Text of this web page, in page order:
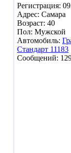
Регистрация:
Адрес: Самара
Возраст: 40
Пол: Мужской
Автомобиль:
Стандарт 11183
Сообщений: